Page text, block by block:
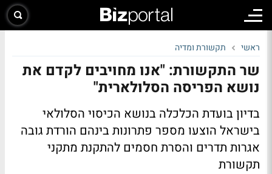
ראשי תקשורת ומדיה
שר התקשורת: "אנו מחויבים לקדם את
נושא הפריסה הסלולארית"
בדיון בועדת הכלכלה בנושא הכיסוי הסלולאי
בישראל הוצעו מספר פתרונות בינהם הורדת גובה
אגרות תדרים והסרת חסמים להתקנת מתקני
תקשורת